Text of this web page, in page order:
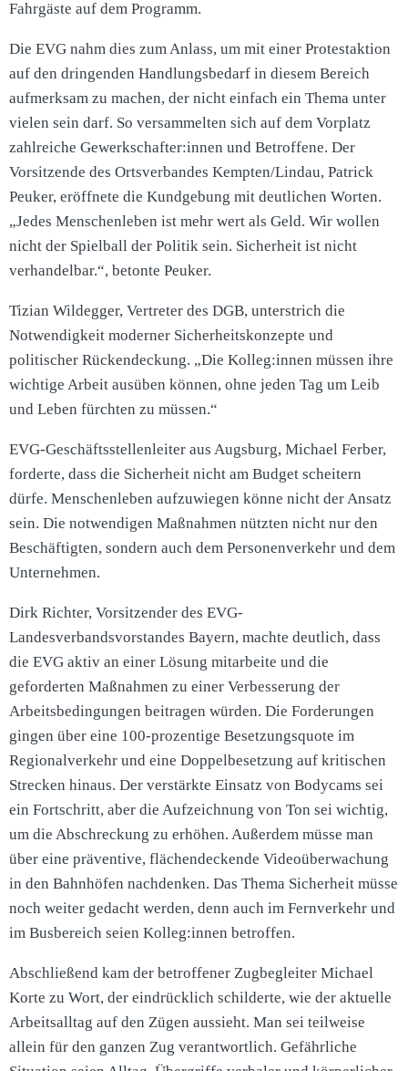
Fahrgäste auf dem Programm.
Die EVG nahm dies zum Anlass, um mit einer Protestaktion
auf den dringenden Handlungsbedarf in diesem Bereich
aufmerksam zu machen, der nicht einfach ein Thema unter
vielen sein darf. So versammelten sich auf dem Vorplatz
zahlreiche Gewerkschafter:innen und Betroffene. Der
Vorsitzende des Ortsverbandes Kempten/Lindau, Patrick
Peuker, eröffnete die Kundgebung mit deutlichen Worten.
„Jedes Menschenleben ist mehr wert als Geld. Wir wollen
nicht der Spielball der Politik sein. Sicherheit ist nicht
verhandelbar.“, betonte Peuker.
Tizian Wildegger, Vertreter des DGB, unterstrich die
Notwendigkeit moderner Sicherheitskonzepte und
politischer Rückendeckung. „Die Kolleg:innen müssen ihre
wichtige Arbeit ausüben können, ohne jeden Tag um Leib
und Leben fürchten zu müssen.“
EVG-Geschäftsstellenleiter aus Augsburg, Michael Ferber,
forderte, dass die Sicherheit nicht am Budget scheitern
dürfe. Menschenleben aufzuwiegen könne nicht der Ansatz
sein. Die notwendigen Maßnahmen nützten nicht nur den
Beschäftigten, sondern auch dem Personenverkehr und dem
Unternehmen.
Dirk Richter, Vorsitzender des EVG-
Landesverbandsvorstandes Bayern, machte deutlich, dass
die EVG aktiv an einer Lösung mitarbeite und die
geforderten Maßnahmen zu einer Verbesserung der
Arbeitsbedingungen beitragen würden. Die Forderungen
gingen über eine 100-prozentige Besetzungsquote im
Regionalverkehr und eine Doppelbesetzung auf kritischen
Strecken hinaus. Der verstärkte Einsatz von Bodycams sei
ein Fortschritt, aber die Aufzeichnung von Ton sei wichtig,
um die Abschreckung zu erhöhen. Außerdem müsse man
über eine präventive, flächendeckende Videoüberwachung
in den Bahnhöfen nachdenken. Das Thema Sicherheit müsse
noch weiter gedacht werden, denn auch im Fernverkehr und
im Busbereich seien Kolleg:innen betroffen.
Abschließend kam der betroffener Zugbegleiter Michael
Korte zu Wort, der eindrücklich schilderte, wie der aktuelle
Arbeitsalltag auf den Zügen aussieht. Man sei teilweise
allein für den ganzen Zug verantwortlich. Gefährliche